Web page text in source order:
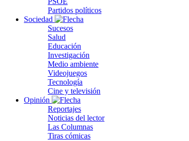
Partidos políticos
Sociedad
Sucesos
Salud
Educación
Investigación
Medio ambiente
Videojuegos
Tecnología
Cine y televisión
Opinión
Reportajes
Noticias del lector
Las Columnas
Tiras cómicas